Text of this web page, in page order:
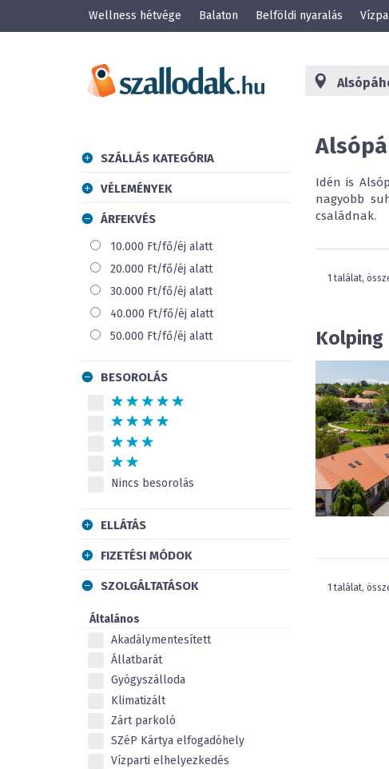
Wellness hétvége Balaton Belföldi nyaralás
SZÁLLÁS KATEGÓRIA
VÉLEMÉNYEK
ÁRFEKVÉS
10.000 Ft/fő/éj alatt
20.000 Ft/fő/éj alatt
30.000 Ft/fő/éj alatt
40.000 Ft/fő/éj alatt
50.000 Ft/fő/éj alatt
BESOROLÁS
Nincs besorolás
ELLÁTÁS
FIZETÉSI MÓDOK
SZOLGÁLTATÁSOK
Általános
Akadálymentesített
Állatbarát
Gyógyszálloda
Klimatizált
Zárt parkoló
SZéP Kártya elfogadóhely
Vízparti elhelyezkedés
Idén is
nagyobb
családnak.
1 találat,
1 találat,